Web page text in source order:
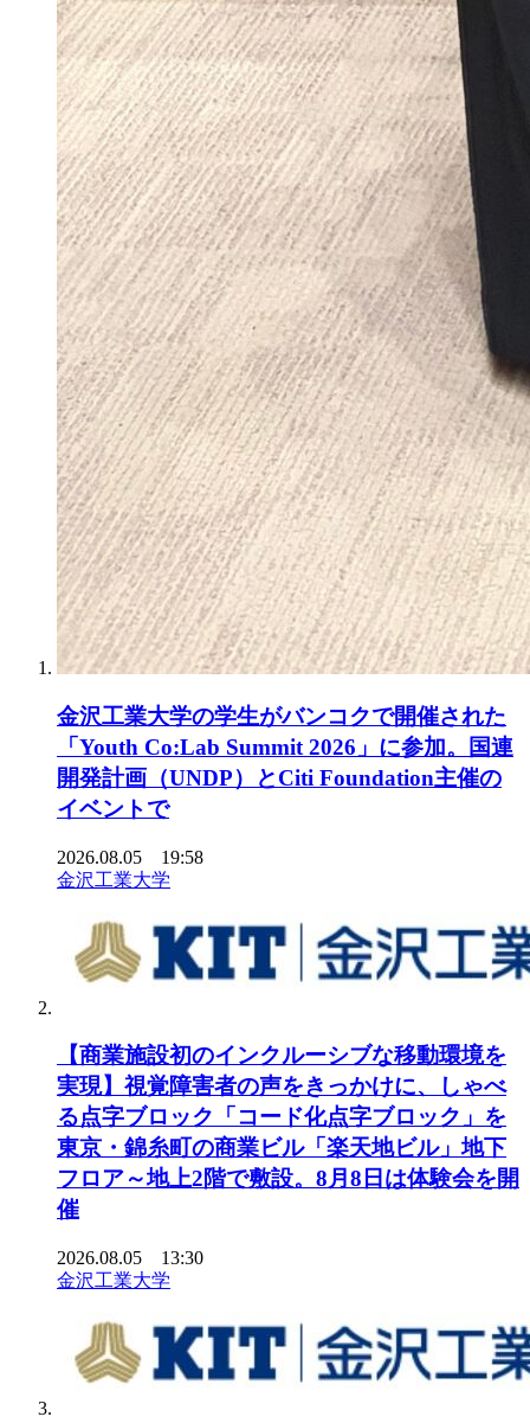
金沢工業大学の学生がバンコクで開催された
「Youth Co:Lab Summit 2026」に参加。国連
開発計画（UNDP）とCiti Foundation主催の
イベントで
2026.08.05 19:58
金沢工業大学
【商業施設初のインクルーシブな移動環境を
実現】視覚障害者の声をきっかけに、しゃべ
る点字ブロック「コード化点字ブロック」を
東京・錦糸町の商業ビル「楽天地ビル」地下
フロア～地上2階で敷設。8月8日は体験会を開
催
2026.08.05 13:30
金沢工業大学